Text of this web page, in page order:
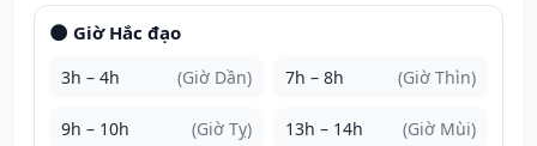
🌑 Giờ Hắc đạo
3h – 4h (Giờ Dần) 7h – 8h (Giờ Thìn)
9h – 10h (Giờ Tỵ) 13h – 14h (Giờ Mùi)